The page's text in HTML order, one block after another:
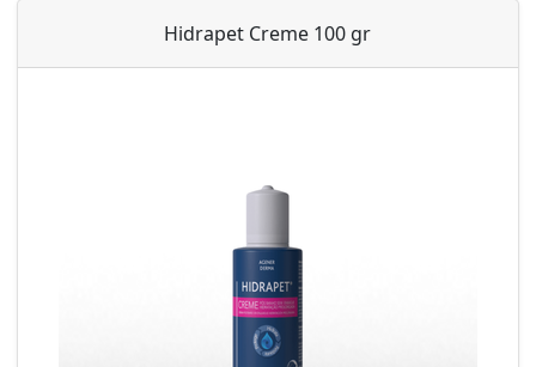
Hidrapet Creme 100 gr